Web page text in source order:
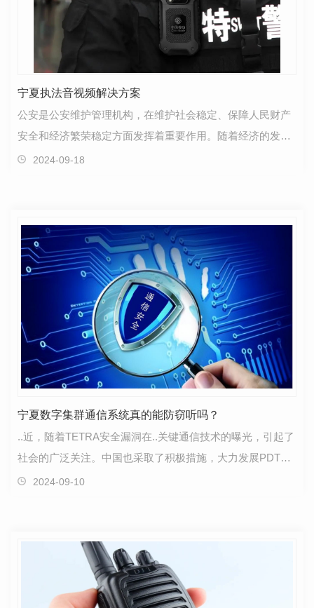
宁夏执法音视频解决方案
公安是公安维护管理机构，在维护社会稳定、保障人民财产
安全和经济繁荣稳定方面发挥着重要作用。随着经济的发展
和社会的进步，信息时代的到来，公安工作不断面临许…
2024-09-18
宁夏数字集群通信系统真的能防窃听吗？
..近，随着TETRA安全漏洞在..关键通信技术的曝光，引起了
社会的广泛关注。中国也采取了积极措施，大力发展PDT数
字集群标准，..通信安全。 那宁夏数字集群通信系…
2024-09-10